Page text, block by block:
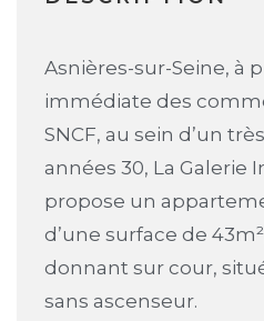
Asnières-sur-Seine, à
immédiate des
SNCF, au sein d’un
années 30, La Galerie
propose un
d’une surface de
donnant sur cour,
sans ascenseur.